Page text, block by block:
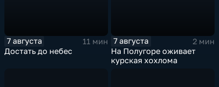
7 августа
11 мин
Достать до небес
7 августа
2 мин
На Полугоре оживает
курская хохлома